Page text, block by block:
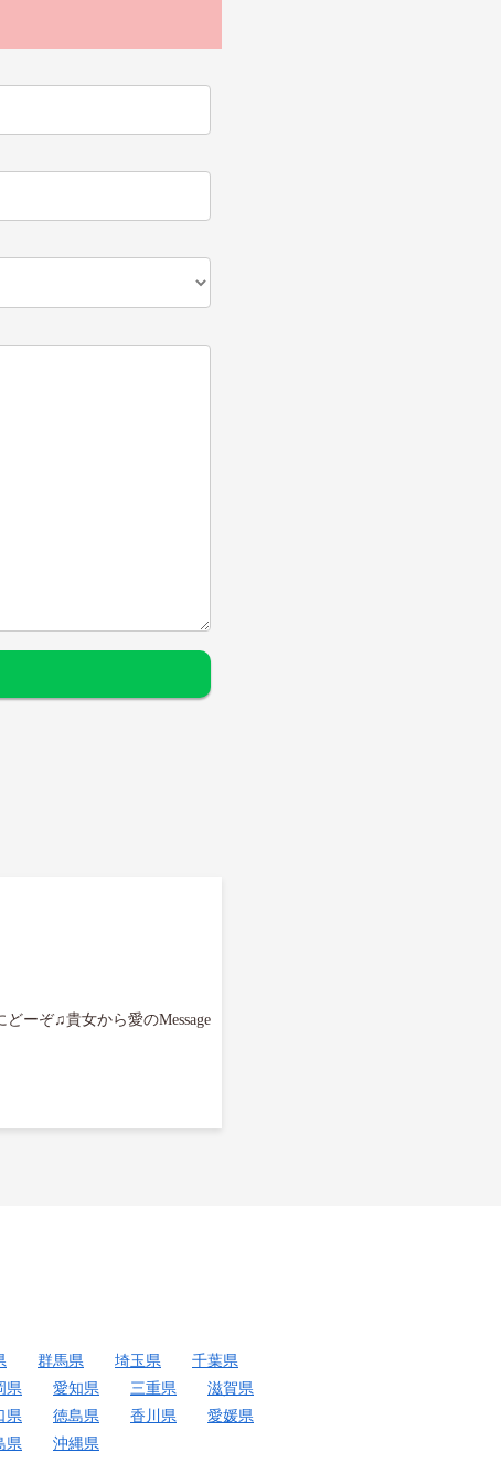
ーぞ♫貴女から愛のMessage
群馬県 埼玉県
千葉県
県 愛知県 三重県
滋賀県
県 徳島県 香川県
愛媛県
県 沖縄県